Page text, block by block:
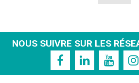
NOUS SUIVRE SUR LES